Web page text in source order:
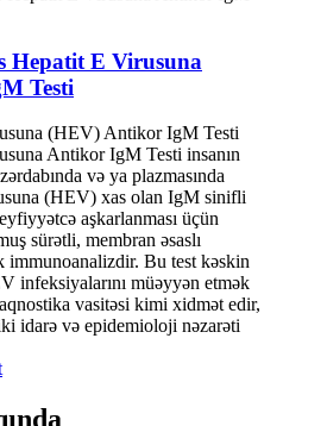
Hepatit E Virusuna
Testi
(HEV) Antikor IgM Testi
Antikor IgM Testi insanın
və ya plazmasında
(HEV) xas olan IgM sinifli
aşkarlanması üçün
sürətli, membran əsaslı
immunoanalizdir. Bu test kəskin
infeksiyalarını müəyyən etmək
vasitəsi kimi xidmət edir,
idarə və epidemioloji nəzarəti